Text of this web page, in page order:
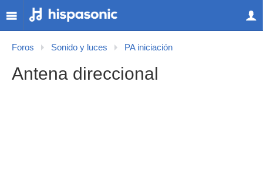
Foros Sonido y luces PA iniciación
Antena direccional